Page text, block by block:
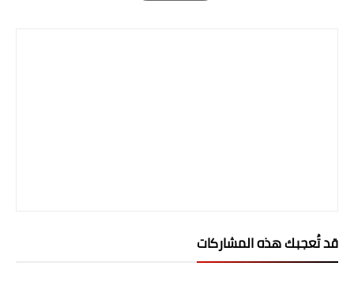
Print
قد تُعجبك هذه المشاركات